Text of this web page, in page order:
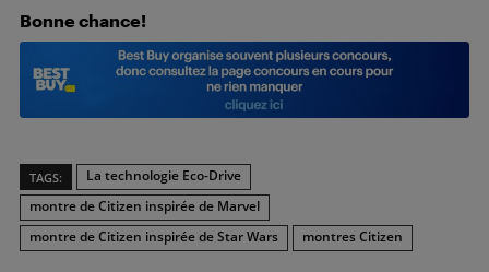
Bonne chance!
TAGS:
La technologie Eco-Drive
montre de Citizen inspirée de Marvel
montre de Citizen inspirée de Star Wars
montres Citizen